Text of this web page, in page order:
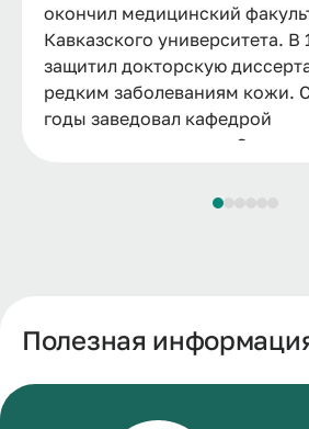
окончил медицинский
Кавказского университета. В
защитил докторскую
редким заболеваниям кожи.
годы заведовал кафедрой
дерматовенерологии
должности декана, директора
Полезная